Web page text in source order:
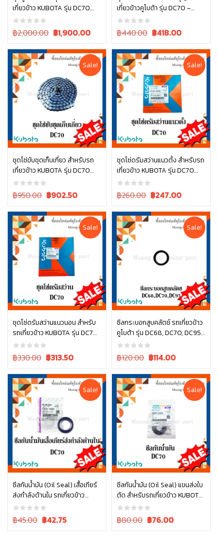
เกี่ยวข้าว KUBOTA รุ่น DC70
(รหัส 5T078-23102)
Original
was:
฿2,000.00.
฿2,000.00 Current
is:
฿2,000.00.
฿1,900.00
หยิบใส่ตะกร้า
เกี่ยวข้าวคูโบต้า รุ่น DC70 –
DC108 5T056-42022
Original
was:
฿440.00.
฿440.00 Current
is:
฿440.00.
฿418.00
หยิบใส่ตะกร้า
Sale!
ชุดโซ่ขับชุดเก็บเกี่ยว สำหรับรถ
เกี่ยวข้าว KUBOTA รุ่น DC70
(รหัส 5T051-46400)
Original
was:
฿950.00.
฿950.00 Current
is:
฿950.00.
฿902.50
หยิบใส่ตะกร้า
Sale!
ชุดโซ่ดรัมสว่านแนวตั้ง สำหรับรถ
เกี่ยวข้าว KUBOTA รุ่น DC70
(รหัส W9503-43341)
Original
was:
฿260.00.
฿260.00 Current
is:
฿260.00.
฿247.00
หยิบใส่ตะกร้า
Sale!
ชุดโซ่ดรัมสว่านแนวนอน สำหรับ
รถเกี่ยวข้าว KUBOTA รุ่น DC70
(รหัส W9503-43331)
Original
was:
฿330.00.
฿330.00 Current
is:
฿330.00.
฿313.50
หยิบใส่ตะกร้า
Sale!
ซีลกระบอกสูบคลัตช์ รถเกี่ยวข้าว
คูโบต้า รุ่น DC68, DC70, DC95
YT011-00190
Original
was:
฿120.00.
฿120.00 Current
is:
฿120.00.
฿114.00
หยิบใส่ตะกร้า
Sale!
ซีลกันน้ำมัน (Oil Seal) เสื้อเกียร์
ส่งกำลังด้านใน รถเกี่ยวข้าว
KUBOTA DC70 รหัส W9501-
13131 / T0070-15090
Original
฿45.00 Current
฿42.75
หยิบใส่ตะกร้า
Sale!
ซีลกันน้ำมัน (Oil Seal) แขนส่งใบ
ตัด สำหรับรถเกี่ยวข้าว KUBOTA
รุ่น DC70 (รหัส 09230-20426)
Original
฿80.00 Current
฿76.00
หยิบใส่ตะกร้า